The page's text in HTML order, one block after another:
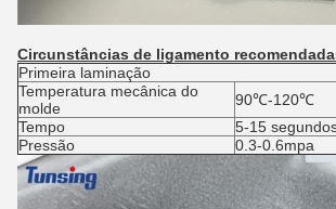
Circunstâncias de ligamento
Primeira laminação
Temperatura mecânica do
molde
90℃-120℃
Tempo
5-15
Pressão
0.3-0.6mpa